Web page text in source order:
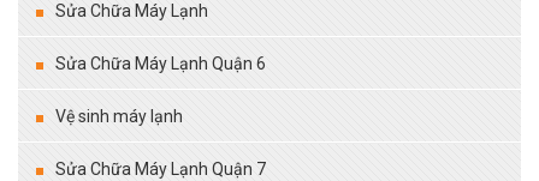
Sửa Chữa Máy Lạnh
Sửa Chữa Máy Lạnh Quận 6
Vệ sinh máy lạnh
Sửa Chữa Máy Lạnh Quận 7